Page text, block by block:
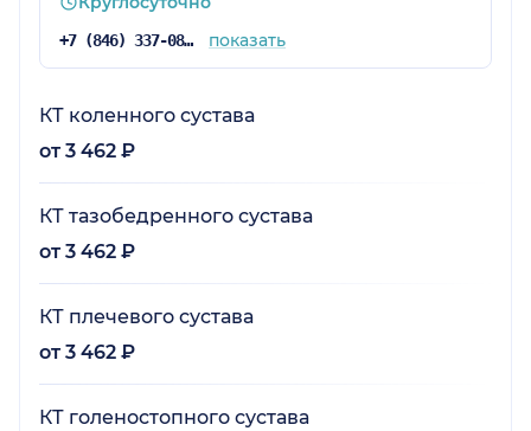
+7 (846) 337-08-71 показать
КТ коленного сустава
от 3 462 ₽
КТ тазобедренного сустава
от 3 462 ₽
КТ плечевого сустава
от 3 462 ₽
КТ голеностопного сустава